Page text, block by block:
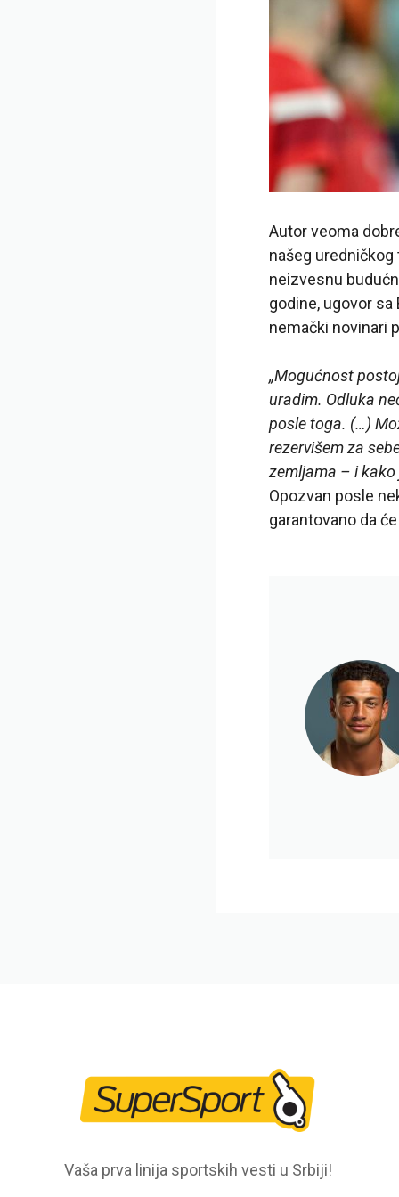
Autor veoma
našeg uredničkog
neizvesnu
godine, ugovor
nemački novinari
„Mogućnost
uradim. Odluka
posle toga. (…)
rezervišem za
zemljama – i kako
Opozvan posle
garantovano da
Vaša prva linija sportskih vesti u Srbiji!